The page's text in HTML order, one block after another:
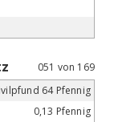
051 von 169
64 Pfennig
0,13 Pfennig